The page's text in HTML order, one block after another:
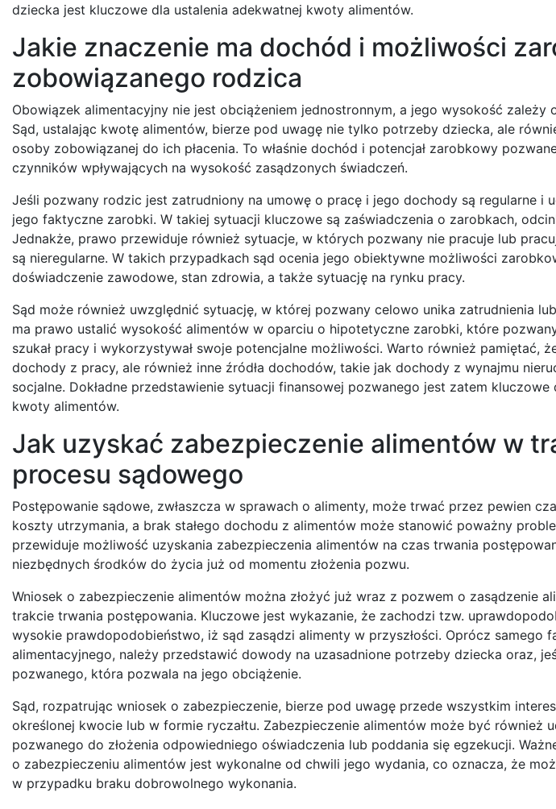
dziecka jest kluczowe dla ustalenia adekwatnej kwoty alimentów.
Jakie znaczenie ma dochód i możliwości
zobowiązanego rodzica
Obowiązek alimentacyjny nie jest obciążeniem jednostronnym, a jego wysokość
Sąd, ustalając kwotę alimentów, bierze pod uwagę nie tylko potrzeby dziecka, ale
osoby zobowiązanej do ich płacenia. To właśnie dochód i potencjał zarobkowy
czynników wpływających na wysokość zasądzonych świadczeń.
Jeśli pozwany rodzic jest zatrudniony na umowę o pracę i jego dochody są regularne i
jego faktyczne zarobki. W takiej sytuacji kluczowe są zaświadczenia o zarobkach,
Jednakże, prawo przewiduje również sytuacje, w których pozwany nie pracuje lub
są nieregularne. W takich przypadkach sąd ocenia jego obiektywne możliwości
doświadczenie zawodowe, stan zdrowia, a także sytuację na rynku pracy.
Sąd może również uwzględnić sytuację, w której pozwany celowo unika zatrudnienia
ma prawo ustalić wysokość alimentów w oparciu o hipotetyczne zarobki, które
szukał pracy i wykorzystywał swoje potencjalne możliwości. Warto również pamiętać,
dochody z pracy, ale również inne źródła dochodów, takie jak dochody z wynajmu
socjalne. Dokładne przedstawienie sytuacji finansowej pozwanego jest zatem
kwoty alimentów.
Jak uzyskać zabezpieczenie alimentów w
procesu sądowego
Postępowanie sądowe, zwłaszcza w sprawach o alimenty, może trwać przez pewien
koszty utrzymania, a brak stałego dochodu z alimentów może stanowić poważny
przewiduje możliwość uzyskania zabezpieczenia alimentów na czas trwania
niezbędnych środków do życia już od momentu złożenia pozwu.
Wniosek o zabezpieczenie alimentów można złożyć już wraz z pozwem o zasądzenie
trakcie trwania postępowania. Kluczowe jest wykazanie, że zachodzi tzw.
wysokie prawdopodobieństwo, iż sąd zasądzi alimenty w przyszłości. Oprócz samego
alimentacyjnego, należy przedstawić dowody na uzasadnione potrzeby dziecka oraz,
pozwanego, która pozwala na jego obciążenie.
Sąd, rozpatrując wniosek o zabezpieczenie, bierze pod uwagę przede wszystkim
określonej kwocie lub w formie ryczałtu. Zabezpieczenie alimentów może być również
pozwanego do złożenia odpowiedniego oświadczenia lub poddania się egzekucji.
o zabezpieczeniu alimentów jest wykonalne od chwili jego wydania, co oznacza, że
w przypadku braku dobrowolnego wykonania.